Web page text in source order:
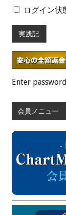
ログイン状
実践記
Enter
会員メニュー